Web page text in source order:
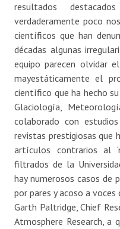
resultados
verdaderamente poco
científicos que han
décadas algunas
equipo parecen olvidar
mayestáticamente el
científico que ha hecho
Glaciología,
colaborado con
revistas prestigiosas que
artículos contrarios al
filtrados de la
hay numerosos casos de
por pares y acoso a
Garth Paltridge, Chief
Atmosphere Research, a